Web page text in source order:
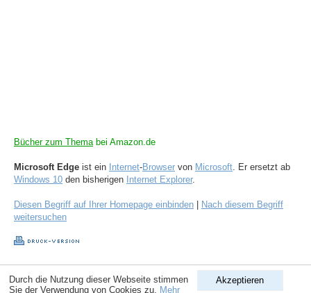
Bücher zum Themabei Amazon.de
Microsoft Edge ist ein Internet-Browser von Microsoft. Er ersetzt ab
Windows 10 den bisherigen Internet Explorer.
Diesen Begriff auf Ihrer Homepage einbinden
Nach diesem Begriff
weitersuchen
Akzeptieren
Durch die Nutzung dieser Webseite stimmen
Sie der Verwendung von Cookies zu. Mehr
| All rights reserved.